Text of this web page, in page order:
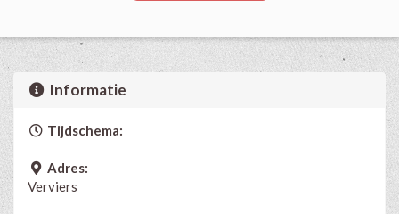
Informatie
Tijdschema:
Adres:
Verviers